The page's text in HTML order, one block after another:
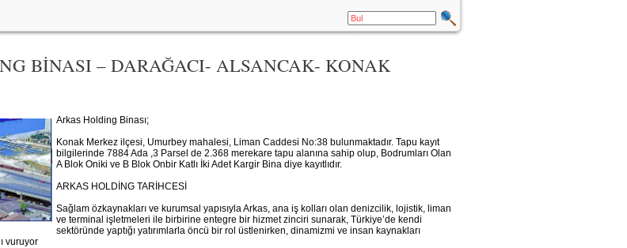
BİNASI – DARAĞACI- ALSANCAK- KONAK
Arkas Holding Binası;
Konak Merkez ilçesi, Umurbey mahalesi, Liman Caddesi No:38 bulunmaktadır. Tapu kayıt
bilgilerinde 7884 Ada ,3 Parsel de 2.368 merekare tapu alanına sahip olup, Bodrumları Olan
A Blok Oniki ve B Blok Onbir Katlı İki Adet Kargir Bina diye kayıtlıdır.
ARKAS HOLDİNG TARİHCESİ
Sağlam özkaynakları ve kurumsal yapısıyla Arkas, ana iş kolları olan denizcilik, lojistik, liman
ve terminal işletmeleri ile birbirine entegre bir hizmet zinciri sunarak, Türkiye’de kendi
sektöründe yaptığı yatırımlarla öncü bir rol üstlenirken, dinamizmi ve insan kaynakları
vuruyor